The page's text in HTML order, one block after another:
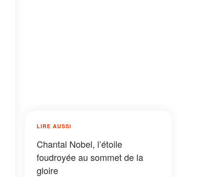
LIRE AUSSI
Chantal Nobel, l’étoile
foudroyée au sommet de la
gloire